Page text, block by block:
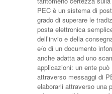
PEC è un sistema di
grado di superare le
posta elettronica
dell’invio e della
e/o di un documento
anche adatta ad uno
applicazioni: un ente
attraverso messaggi di
elaborarli attraverso una